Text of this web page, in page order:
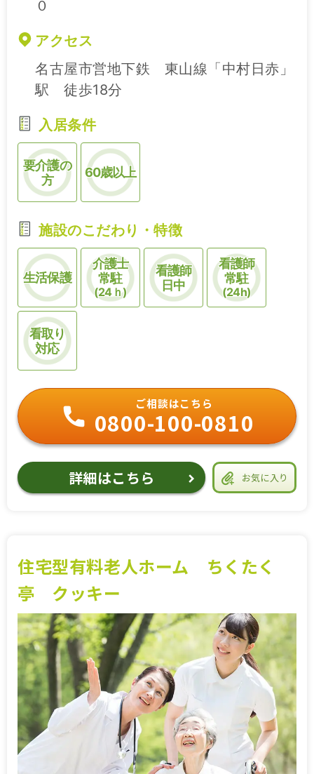
０
アクセス
名古屋市営地下鉄 東山線「中村日赤」
駅 徒歩18分
入居条件
要介護の
方
60歳以上
施設のこだわり・特徴
生活保護
介護士
常駐
(24ｈ)
看護師
日中
看護師
常駐
(24h)
看取り
対応
お気に入り
ご相談はこちら
0800-100-0810
詳細はこちら
住宅型有料老人ホーム ちくたく
亭 クッキー